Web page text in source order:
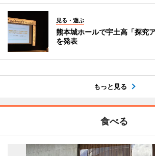
見る・遊ぶ
熊本城ホールで宇土高「探究
を発表
もっと見る
食べる